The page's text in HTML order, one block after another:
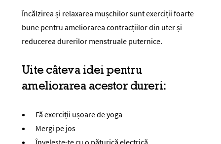
Încălzirea și relaxarea mușchilor sunt exerciții foarte
bune pentru ameliorarea contracțiilor din uter și
reducerea durerilor menstruale puternice.
Uite câteva idei pentru
ameliorarea acestor dureri:
Fă exerciții ușoare de yoga
Mergi pe jos
Învelește-te cu o păturică electrică